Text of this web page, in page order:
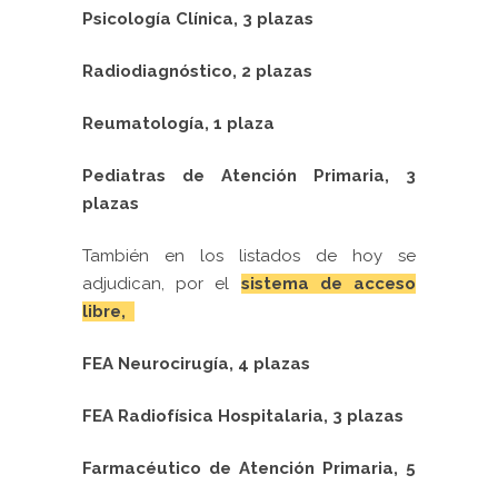
Psicología Clínica, 3 plazas
Radiodiagnóstico, 2 plazas
Reumatología, 1 plaza
Pediatras de Atención Primaria, 3
plazas
También en los listados de hoy se
adjudican, por el sistema de acceso
libre,
FEA Neurocirugía, 4 plazas
FEA Radiofísica Hospitalaria, 3 plazas
Farmacéutico de Atención Primaria, 5